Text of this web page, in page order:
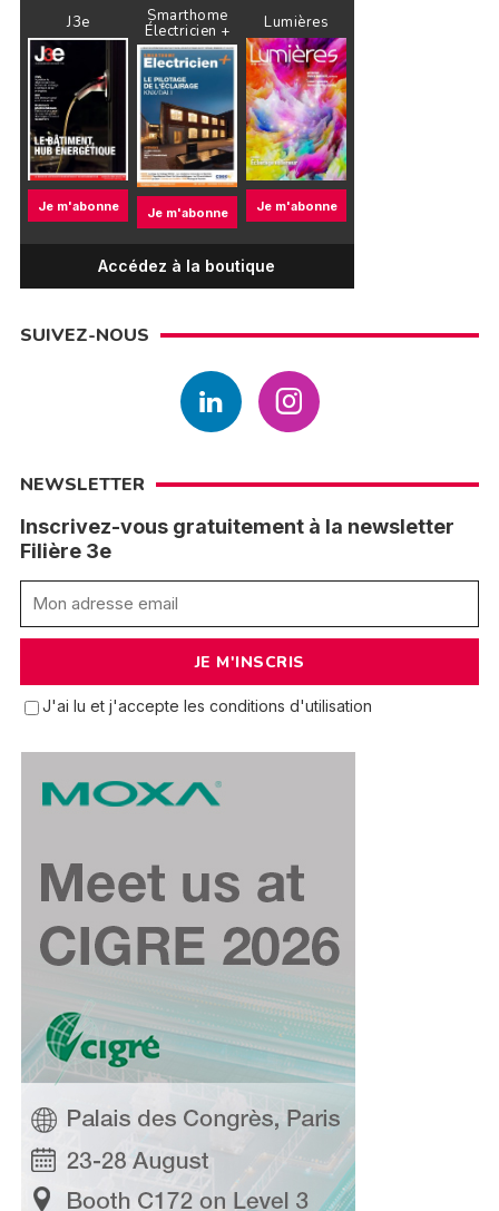
J3e
Je m'abonne
Smarthome
Électricien +
Je m'abonne
Lumières
Je m'abonne
Accédez à la boutique
SUIVEZ-NOUS
NEWSLETTER
Inscrivez-vous gratuitement à la newsletter
Filière 3e
J'ai lu et j'accepte les conditions d'utilisation